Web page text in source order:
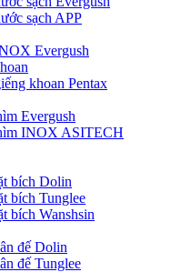
sạch APP
Evergush
khoan Pentax
Evergush
INOX ASITECH
bích Dolin
bích Tunglee
bích Wanshsin
đế Dolin
đế Tunglee